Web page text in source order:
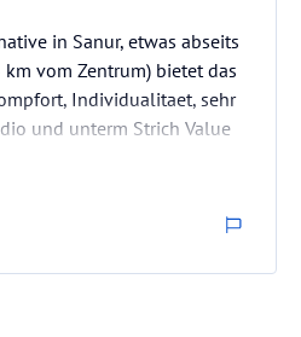
in Sanur, etwas abseits
vom Zentrum) bietet das
Individualitaet, sehr
und unterm Strich Value